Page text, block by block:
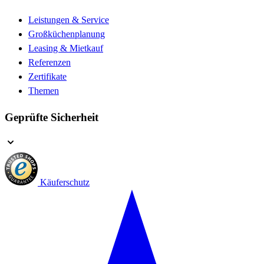
Leistungen & Service
Großküchenplanung
Leasing & Mietkauf
Referenzen
Zertifikate
Themen
Geprüfte Sicherheit
Käuferschutz